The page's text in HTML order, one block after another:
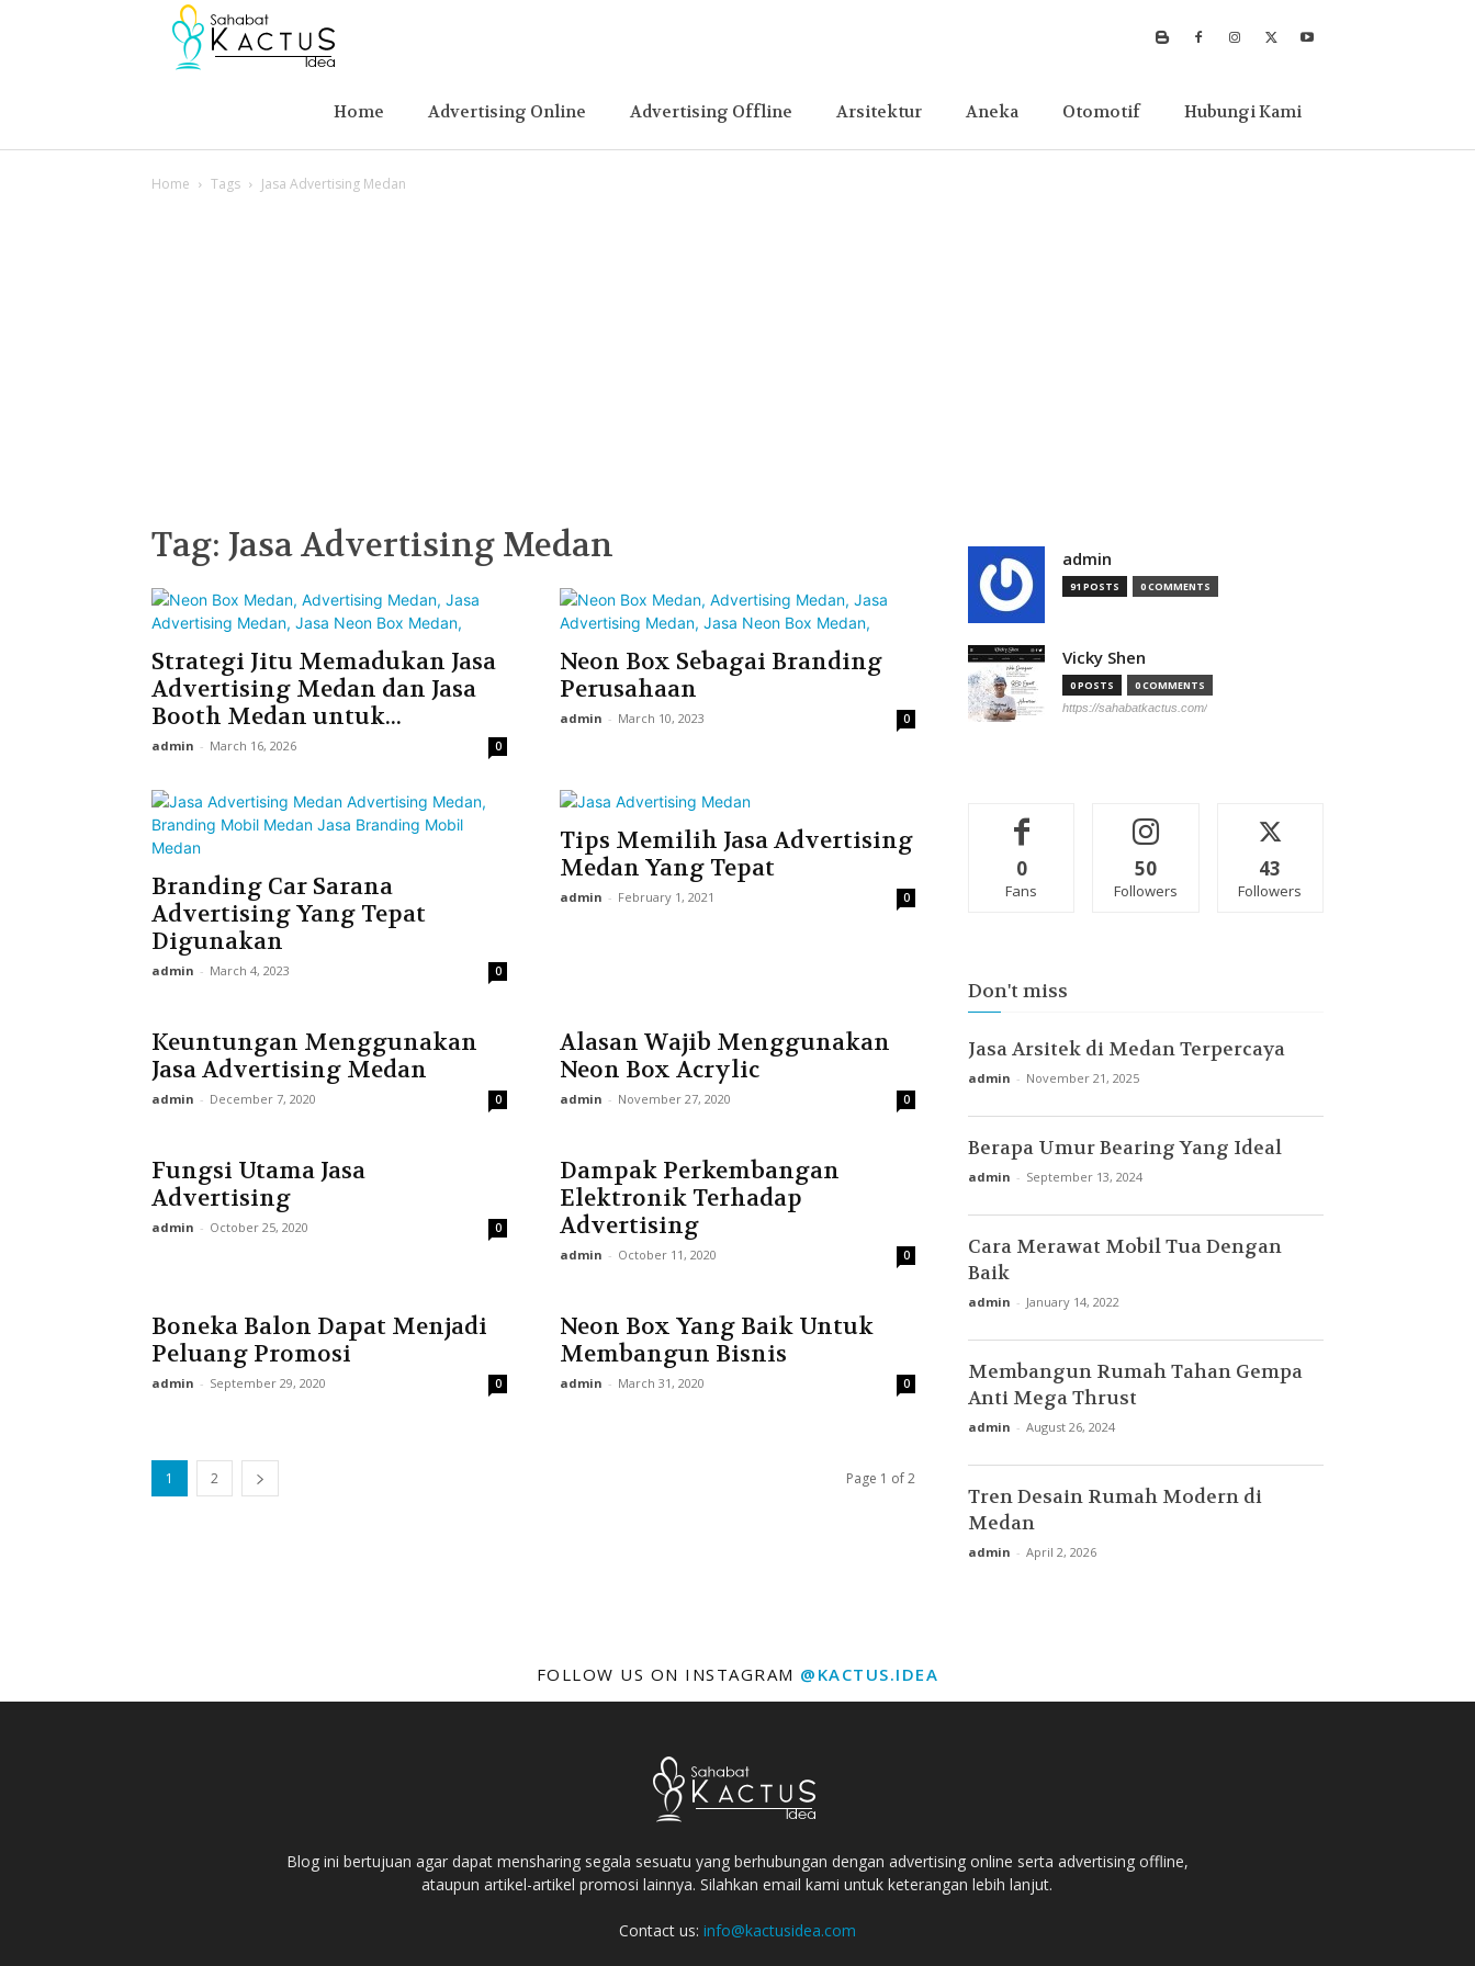
Advertising
Home Advertising Online Advertising Offline Arsitektur Aneka Otomotif Hubungi Kami
Home Tags Jasa Advertising Medan
Tag: Jasa Advertising Medan
Strategi Jitu Memadukan Jasa
Advertising Medan dan Jasa
Booth Medan untuk...
admin - March 16, 2026 0
Neon Box Sebagai Branding
Perusahaan
admin - March 10, 2023 0
Branding Car Sarana
Advertising Yang Tepat
Digunakan
admin - March 4, 2023 0
Tips Memilih Jasa Advertising
Medan Yang Tepat
admin - February 1, 2021 0
Keuntungan Menggunakan
Jasa Advertising Medan
admin - December 7, 2020 0
Alasan Wajib Menggunakan
Neon Box Acrylic
admin - November 27, 2020 0
Fungsi Utama Jasa
Advertising
admin - October 25, 2020 0
Dampak Perkembangan
Elektronik Terhadap
Advertising
admin - October 11, 2020 0
Boneka Balon Dapat Menjadi
Peluang Promosi
admin - September 29, 2020 0
Neon Box Yang Baik Untuk
Membangun Bisnis
admin - March 31, 2020 0
1 2 Page 1 of 2
admin
91 POSTS 0 COMMENTS
Vicky Shen
0 POSTS 0 COMMENTS
https://sahabatkactus.com/
0
Fans
50
Followers
43
Followers
Don't miss
Jasa Arsitek di Medan Terpercaya
admin - November 21, 2025
Berapa Umur Bearing Yang Ideal
admin - September 13, 2024
Cara Merawat Mobil Tua Dengan
Baik
admin - January 14, 2022
Membangun Rumah Tahan Gempa
Anti Mega Thrust
admin - August 26, 2024
Tren Desain Rumah Modern di
Medan
admin - April 2, 2026
FOLLOW US ON INSTAGRAM @KACTUS.IDEA
Blog ini bertujuan agar dapat mensharing segala sesuatu yang berhubungan dengan advertising online serta advertising offline,
ataupun artikel-artikel promosi lainnya. Silahkan email kami untuk keterangan lebih lanjut.
Contact us: info@kactusidea.com